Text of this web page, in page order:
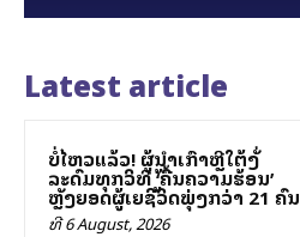
Latest article
ບໍ່ໄຫວແລ້ວ! ຜູ້ນຳເກົາຫຼີໃຕ້ສັ່ງ
ລະດົມທຸກວິທີສູ້ ‘ຄື້ນຄວາມຮ້ອນ’
ຫຼັງຍອດຜູ້ເສຍຊີວິດພຸ່ງກວ່າ 21 ຄົນ
ທີ 6 August, 2026